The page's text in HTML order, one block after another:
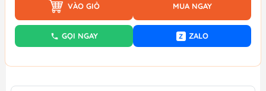
VÀO GIỎ MUA NGAY
GỌI NGAY Z ZALO